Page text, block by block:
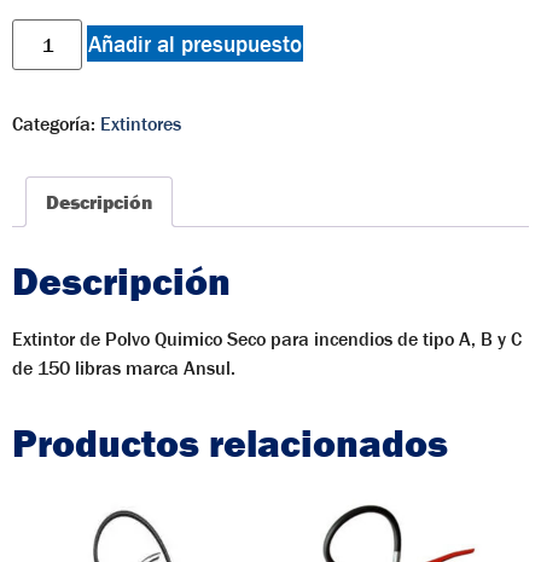
Añadir al presupuesto
Categoría: Extintores
Descripción
Descripción
Extintor de Polvo Quimico Seco para incendios de tipo A, B y C
de 150 libras marca Ansul.
Productos relacionados